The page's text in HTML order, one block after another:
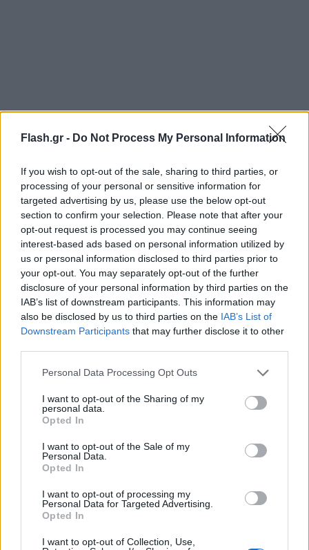
Flash.gr - Do Not Process My Personal Information
If you wish to opt-out of the sale, sharing to third parties, or
processing of your personal or sensitive information for
targeted advertising by us, please use the below opt-out
section to confirm your selection. Please note that after your
opt-out request is processed you may continue seeing
interest-based ads based on personal information utilized by
us or personal information disclosed to third parties prior to
your opt-out. You may separately opt-out of the further
disclosure of your personal information by third parties on the
IAB’s list of downstream participants. This information may
also be disclosed by us to third parties on the IAB’s List of
Downstream Participants that may further disclose it to other
Please note that this website/app uses one or more Google
not limited to your visit or usage behaviour. You may click to
grant or deny consent to Google and its third-party tags to
use your data for below specified purposes in below Google
consent section.
Personal Data Processing Opt Outs
I want to opt-out of the Sharing of my
personal data.
Opted In
I want to opt-out of the Sale of my
Personal Data.
Opted In
I want to opt-out of processing my
Personal Data for Targeted Advertising.
Opted In
I want to opt-out of Collection, Use,
Χρηματοδότηση και επιτάχυνση διαδικασιών
Η συνολική επένδυση για την υλοποίηση των 47
στρατηγικών έργων ανέρχεται στα 22,5 δισ. ευρώ.
Για τη διευκόλυνση της υλοποίησης, θα δοθεί
συντονισμένη στήριξη από την Ευρωπαϊκή